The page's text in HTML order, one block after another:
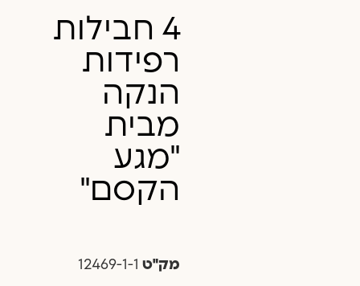
4 חבילות
רפידות
הנקה
מבית
"מגע
הקסם"
מק"ט 12469-1-1